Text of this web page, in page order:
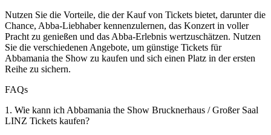
Nutzen Sie die Vorteile, die der Kauf von Tickets bietet, darunter die
Chance, Abba-Liebhaber kennenzulernen, das Konzert in voller
Pracht zu genießen und das Abba-Erlebnis wertzuschätzen. Nutzen
Sie die verschiedenen Angebote, um günstige Tickets für
Abbamania the Show zu kaufen und sich einen Platz in der ersten
Reihe zu sichern.
FAQs
1. Wie kann ich Abbamania the Show Brucknerhaus / Großer Saal
LINZ Tickets kaufen?